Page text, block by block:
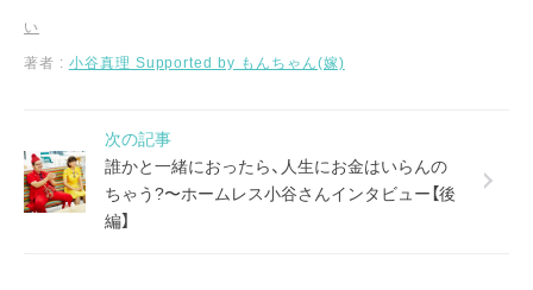
い
著者 : 小谷真理 Supported by もんちゃん(嫁)
次の記事
誰かと一緒におったら、人生にお金はいらんの
ちゃう?〜ホームレス小谷さんインタビュー【後
編】